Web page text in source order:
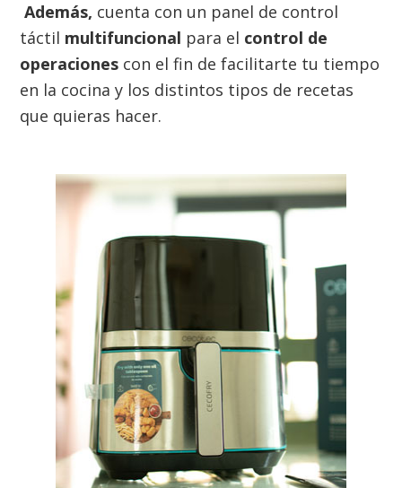
Además, cuenta con un panel de control
táctil multifuncional para el control de
operaciones con el fin de facilitarte tu tiempo
en la cocina y los distintos tipos de recetas
que quieras hacer.